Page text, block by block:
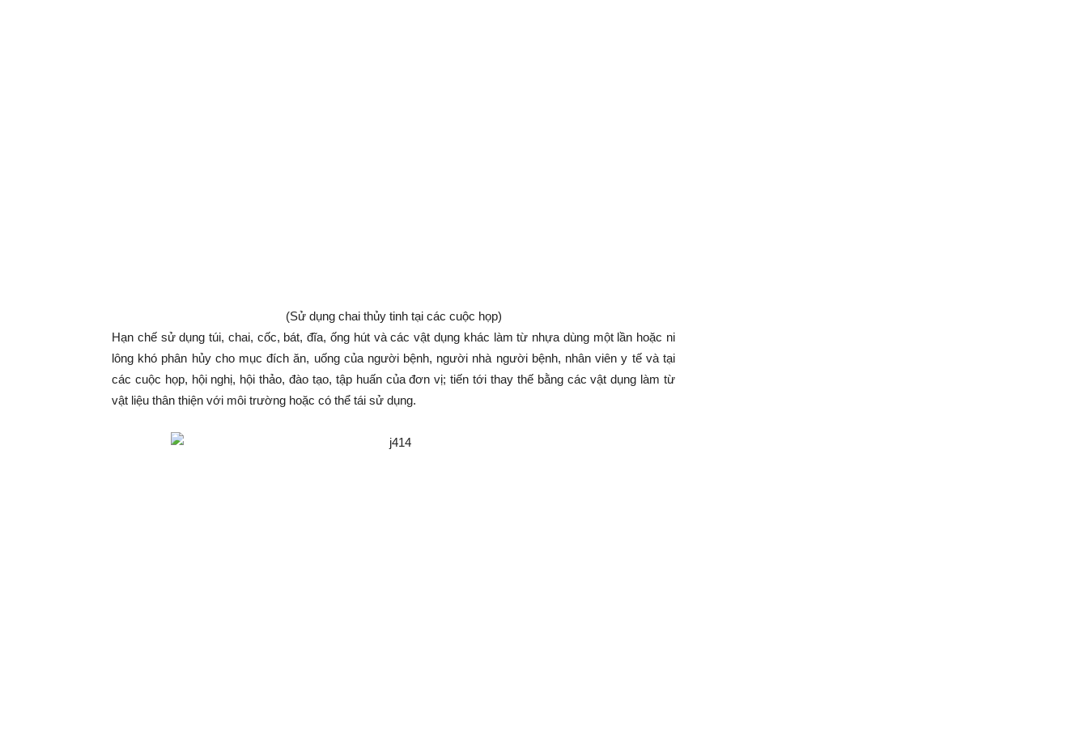
(Sử dụng chai thủy tinh tại các cuộc họp)
Hạn chế sử dụng túi, chai, cốc, bát, đĩa, ống hút và các vật dụng khác làm từ nhựa dùng một lần hoặc ni
lông khó phân hủy cho mục đích ăn, uống của người bệnh, người nhà người bệnh, nhân viên y tế và tại
các cuộc họp, hội nghị, hội thảo, đào tạo, tập huấn của đơn vị; tiến tới thay thế bằng các vật dụng làm từ
vật liệu thân thiện với môi trường hoặc có thể tái sử dụng.